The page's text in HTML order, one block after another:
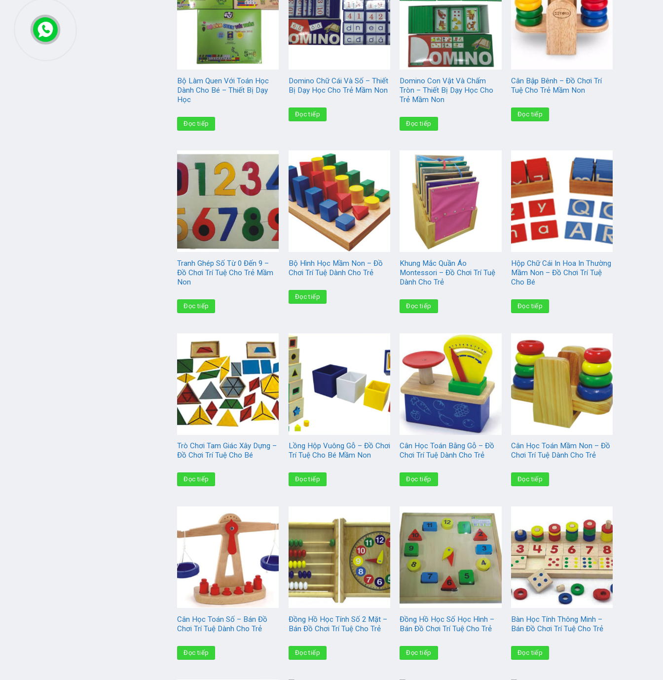
Bộ Làm Quen Với Toán Học
Dành Cho Bé – Thiết Bị Dạy
Học
Đọc tiếp
Domino Chữ Cái Và Số – Thiết
Bị Dạy Học Cho Trẻ Mầm Non
Đọc tiếp
Domino Con Vật Và Chấm
Tròn – Thiết Bị Dạy Học Cho
Trẻ Mầm Non
Đọc tiếp
Cân Bập Bênh – Đồ Chơi Trí
Tuệ Cho Trẻ Mầm Non
Đọc tiếp
Tranh Ghép Số Từ 0 Đến 9 –
Đồ Chơi Trí Tuệ Cho Trẻ Mầm
Non
Đọc tiếp
Bộ Hình Học Mầm Non – Đồ
Chơi Trí Tuệ Dành Cho Trẻ
Đọc tiếp
Khung Mắc Quần Áo
Montessori – Đồ Chơi Trí Tuệ
Dành Cho Trẻ
Đọc tiếp
Hộp Chữ Cái In Hoa In Thường
Mầm Non – Đồ Chơi Trí Tuệ
Cho Bé
Đọc tiếp
Trò Chơi Tam Giác Xây Dựng –
Đồ Chơi Trí Tuệ Cho Bé
Đọc tiếp
Lồng Hộp Vuông Gỗ – Đồ Chơi
Trí Tuệ Cho Bé Mầm Non
Đọc tiếp
Cân Học Toán Bằng Gỗ – Đồ
Chơi Trí Tuệ Dành Cho Trẻ
Đọc tiếp
Cân Học Toán Mầm Non – Đồ
Chơi Trí Tuệ Dành Cho Trẻ
Đọc tiếp
Cân Học Toán Số – Bán Đồ
Chơi Trí Tuệ Dành Cho Trẻ
Đọc tiếp
Đồng Hồ Học Tính Số 2 Mặt –
Bán Đồ Chơi Trí Tuệ Cho Trẻ
Đọc tiếp
Đồng Hồ Học Số Học Hình –
Bán Đồ Chơi Trí Tuệ Cho Trẻ
Đọc tiếp
Bàn Học Tính Thông Minh –
Bán Đồ Chơi Trí Tuệ Cho Trẻ
Đọc tiếp